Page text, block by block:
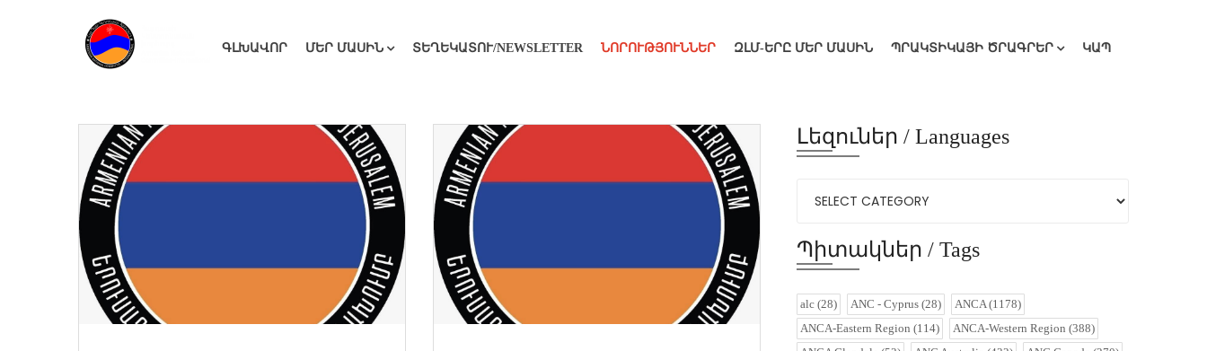
ԳԼԽԱՎՈՐ ՄԵՐ ՄԱՍԻՆ ՏԵՂԵԿԱՏՈՒ/NEWSLETTER ՆՈՐՈՒԹՅՈՒՆՆԵՐ ԶԼՄ-ԵՐԸ ՄԵՐ ՄԱՍԻՆ ՊՐԱԿՏԻԿԱՅԻ ԾՐԱԳՐԵՐ ԿԱՊ
Լեզուներ / Languages
Պիտակներ / Tags
alc (28) ANC - Cyprus (28) ANCA(1178)
ANCA-Eastern Region (114) ANCA-Western Region (388)